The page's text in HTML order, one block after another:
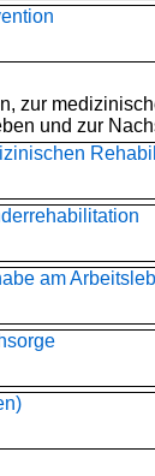
zur
und zur
am